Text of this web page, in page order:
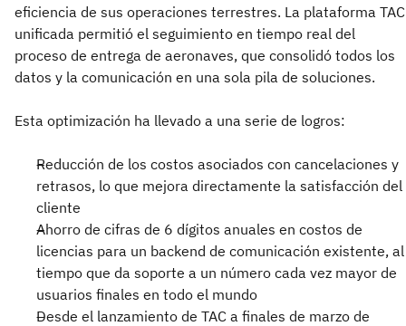
eficiencia de sus operaciones terrestres. La plataforma TAC
unificada permitió el seguimiento en tiempo real del
proceso de entrega de aeronaves, que consolidó todos los
datos y la comunicación en una sola pila de soluciones.
Esta optimización ha llevado a una serie de logros:
Reducción de los costos asociados con cancelaciones y
retrasos, lo que mejora directamente la satisfacción del
cliente
Ahorro de cifras de 6 dígitos anuales en costos de
licencias para un backend de comunicación existente, al
tiempo que da soporte a un número cada vez mayor de
usuarios finales en todo el mundo
Desde el lanzamiento de TAC a finales de marzo de